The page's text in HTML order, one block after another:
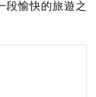
段愉快的旅遊之